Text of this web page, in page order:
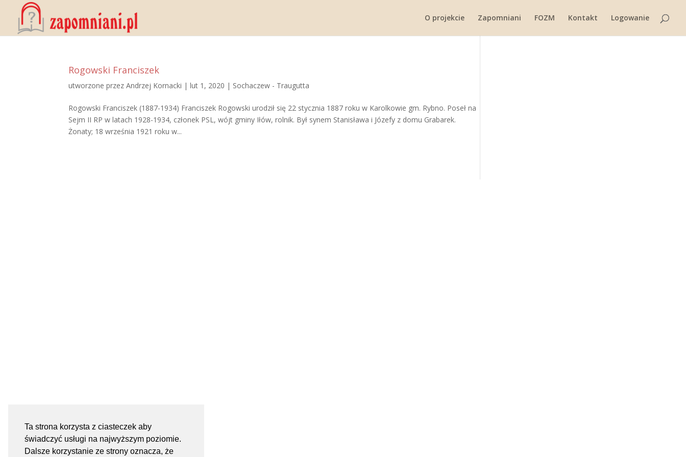
Ta strona korzysta z ciasteczek aby
świadczyć usługi na najwyższym poziomie.
Dalsze korzystanie ze strony oznacza, że
O projekcie Zapomniani FOZM Kontakt Logowanie
Rogowski Franciszek
utworzone przezAndrzej Kornacki |lut 1, 2020 | Sochaczew - Traugutta
Rogowski Franciszek (1887-1934) Franciszek Rogowski urodził się 22 stycznia 1887 roku w Karolkowie gm. Rybno. Poseł na
Sejm II RP w latach 1928-1934, członek PSL, wójt gminy Iłów, rolnik. Był synem Stanisława i Józefy z domu Grabarek.
Żonaty; 18 września 1921 roku w...